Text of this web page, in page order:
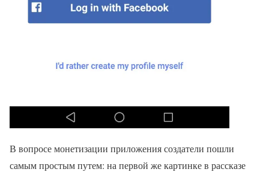
В вопросе монетизации приложения создатели пошли
самым простым путем: на первой же картинке в рассказе